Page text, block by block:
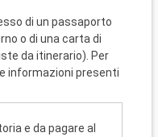
di un passaporto
o di una carta di
da itinerario). Per
informazioni presenti
e da pagare al